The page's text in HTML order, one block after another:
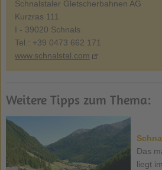
Schnalstaler Gletscherbahnen AG
Kurzras 111
I - 39020 Schnals
Tel.: +39 0473 662 171
www.schnalstal.com
Weitere Tipps zum Thema:
Das
liegt